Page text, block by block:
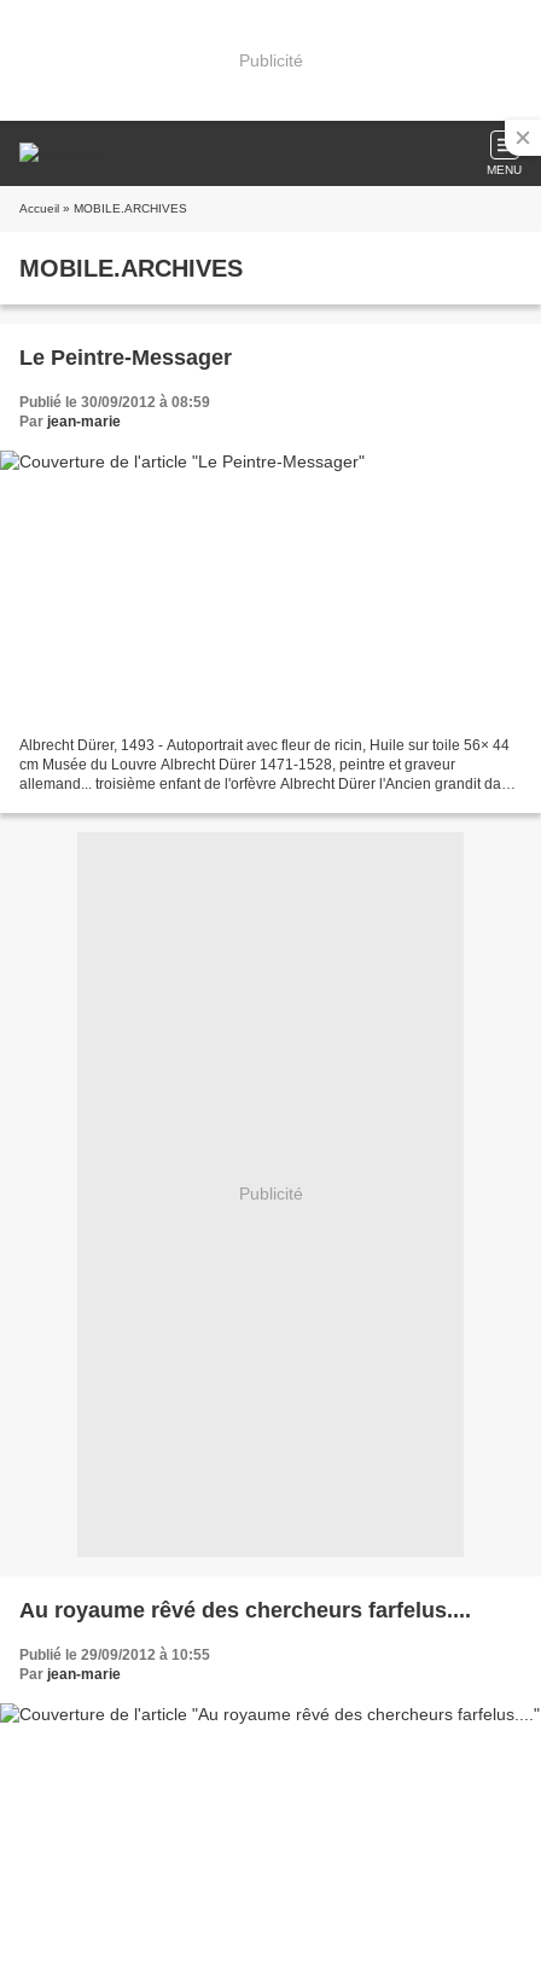
Publicité
MENU
Accueil » MOBILE.ARCHIVES
MOBILE.ARCHIVES
Le Peintre-Messager
Publié le 30/09/2012 à 08:59
Par jean-marie
Albrecht Dürer, 1493 - Autoportrait avec fleur de ricin, Huile sur toile 56× 44
cm Musée du Louvre Albrecht Dürer 1471-1528, peintre et graveur
allemand... troisième enfant de l'orfèvre Albrecht Dürer l'Ancien grandit dans
Publicité
Au royaume rêvé des chercheurs farfelus....
Publié le 29/09/2012 à 10:55
Par jean-marie